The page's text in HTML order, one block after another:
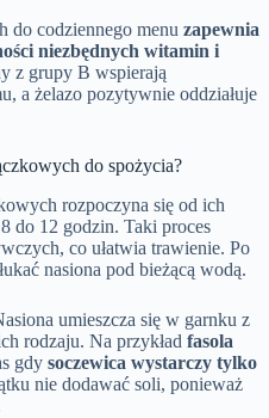
do codziennego menu zapewnia
niezbędnych witamin i
z grupy B wspierają
a żelazo pozytywnie oddziałuje
do spożycia?
rozpoczyna się od ich
do 12 godzin. Taki proces
co ułatwia trawienie. Po
nasiona pod bieżącą wodą.
umieszcza się w garnku z
rodzaju. Na przykład fasola
gdy soczewica wystarczy tylko
nie dodawać soli, ponieważ